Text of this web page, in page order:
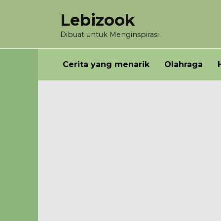
Lebizook
Dibuat untuk Menginspirasi
Cerita yang menarik Olahraga